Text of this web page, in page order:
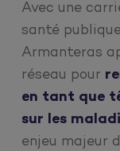
Avec une
santé
Armanteras
réseau pour
en tant que
sur les
enjeu majeur